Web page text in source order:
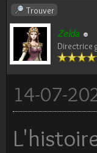
Trouver
Zelda
Directrice
14-07-